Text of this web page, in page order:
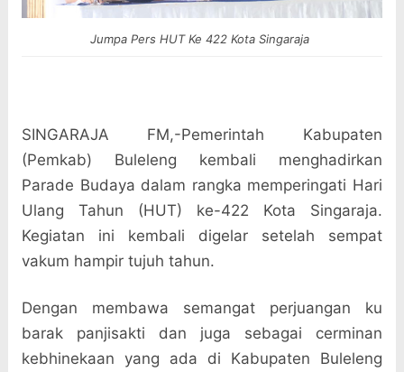
Jumpa Pers HUT Ke 422 Kota Singaraja
SINGARAJA FM,-Pemerintah Kabupaten
(Pemkab) Buleleng kembali menghadirkan
Parade Budaya dalam rangka memperingati Hari
Ulang Tahun (HUT) ke-422 Kota Singaraja.
Kegiatan ini kembali digelar setelah sempat
vakum hampir tujuh tahun.
Dengan membawa semangat perjuangan ku
barak panjisakti dan juga sebagai cerminan
kebhinekaan yang ada di Kabupaten Buleleng